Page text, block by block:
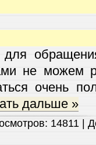
не можем
очень
дальше »
14811 |